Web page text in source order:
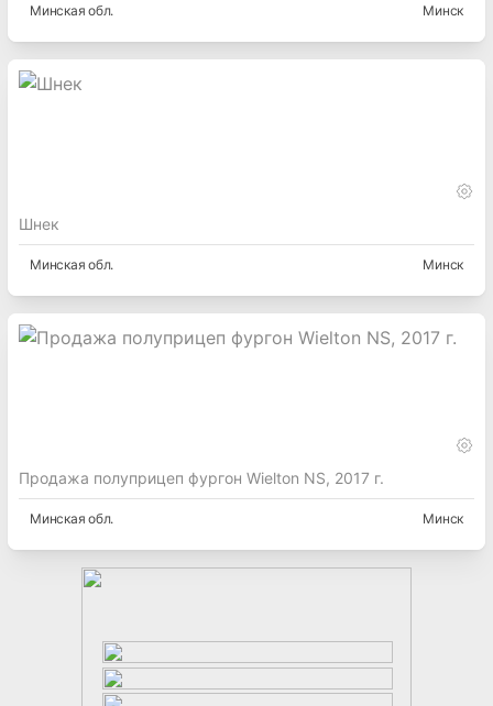
Минская обл. Минск
Шнек
Минская обл. Минск
Продажа полуприцеп фургон Wielton NS, 2017 г.
Минская обл. Минск